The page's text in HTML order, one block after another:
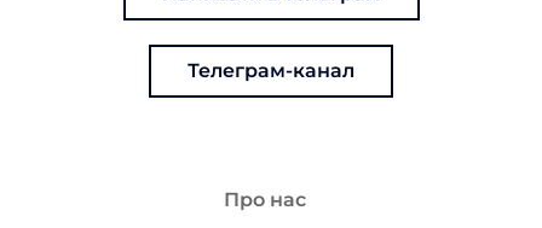
Телеграм-канал
Про нас